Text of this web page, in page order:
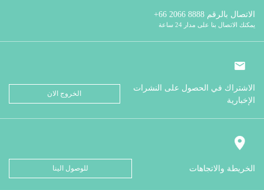
الاتصال بالرقم
يمكنك الاتصال بنا على مدار 24 ساعة
الاشتراك في الحصول على النشرات
الإخبارية
الخروج الان
الخريطة والاتجاهات للوصول الينا